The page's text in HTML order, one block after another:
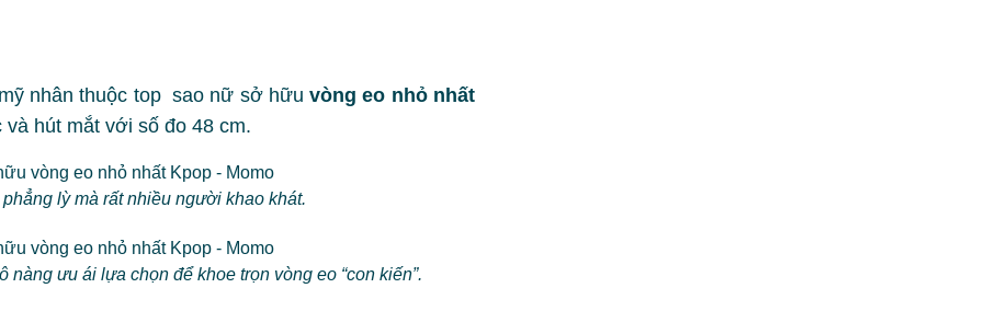
nhân thuộc top sao nữ sở hữuvòng eo nhỏ nhất
hút mắt với số đo 48 cm.
lỳ mà rất nhiều người khao khát.
ưu ái lựa chọn để khoe trọn vòng eo “con kiến”.